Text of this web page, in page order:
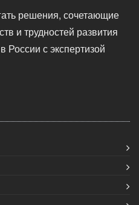
решения, сочетающие
и трудностей развития
России с экспертизой